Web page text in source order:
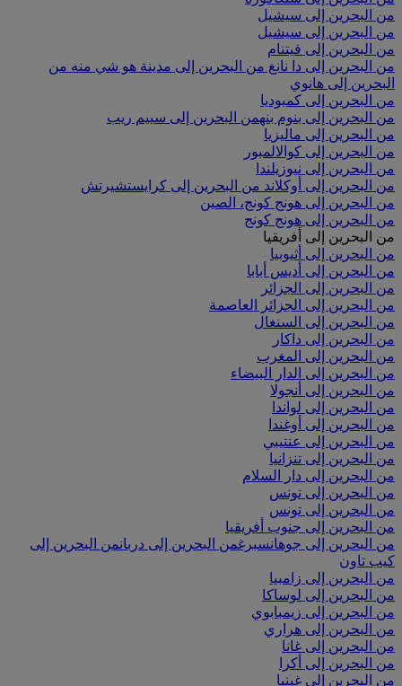
من البحرين إلى سيشيل
من البحرين إلى سيشيل
من البحرين إلى فيتنام
من البحرين إلى دا نانغ من البحرين إلى مدينة هو شي منه من
البحرين إلى هانوي
من البحرين إلى كمبوديا
من البحرين إلى بنوم بنهمن البحرين إلى سييم ريب
من البحرين إلى ماليزيا
من البحرين إلى كوالالمبور
من البحرين إلى نيوزيلندا
من البحرين إلى أوكلاند من البحرين إلى كرايستشيرتش
من البحرين إلى هونج كونج، الصين
من البحرين إلى هونج كونج
من البحرين إلى أفريقيا
من البحرين إلى أثيوبيا
من البحرين إلى أديس أبابا
من البحرين إلى الجزائر
من البحرين إلى الجزائر العاصمة
من البحرين إلى السنغال
من البحرين إلى داكار
من البحرين إلى المغرب
من البحرين إلى الدار البيضاء
من البحرين إلى أنجولا
من البحرين إلى لواندا
من البحرين إلى أوغندا
من البحرين إلى عنتيبي
من البحرين إلى تنزانيا
من البحرين إلى دار السلام
من البحرين إلى تونس
من البحرين إلى تونس
من البحرين إلى جنوب أفريقيا
من البحرين إلى جوهانسبرغمن البحرين إلى دربانمن البحرين إلى
كيب تاون
من البحرين إلى زامبيا
من البحرين إلى لوساكا
من البحرين إلى زيمبابوي
من البحرين إلى هراري
من البحرين إلى غانا
من البحرين إلى أكرا
من البحرين إلى غينيا